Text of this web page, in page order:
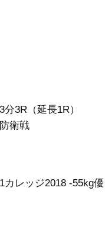
3R（延長1R）
衛戦
レッジ2018 -55kg優